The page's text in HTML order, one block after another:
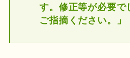
す。修正等が必要で
ご指摘ください。」